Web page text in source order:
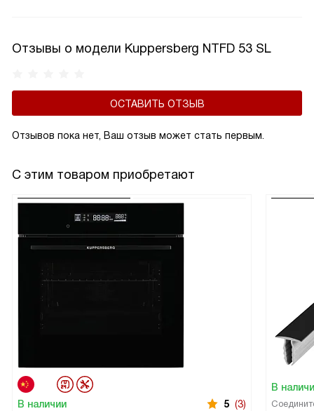
Отзывы о модели Kuppersberg NTFD 53 SL
ОСТАВИТЬ ОТЗЫВ
Отзывов пока нет, Ваш отзыв может стать первым.
С этим товаром приобретают
В наличии 5 (3)
В